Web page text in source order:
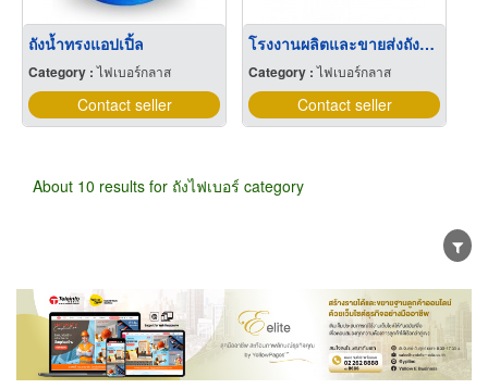
ถังน้ำทรงแอปเปิ้ล
Category :ไฟเบอร์กลาส
Contact seller
โรงงานผลิตและขายส่งถังบำบัดน้ำเสีย
Category :ไฟเบอร์กลาส
Contact seller
About 10 results for ถังไฟเบอร์ category
Wholesale Retail Manufacturer
Dealer
Exporter/Importer
Service Business